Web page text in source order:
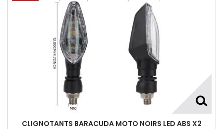
CLIGNOTANTS BARACUDA MOTO NOIRS LED ABS X2